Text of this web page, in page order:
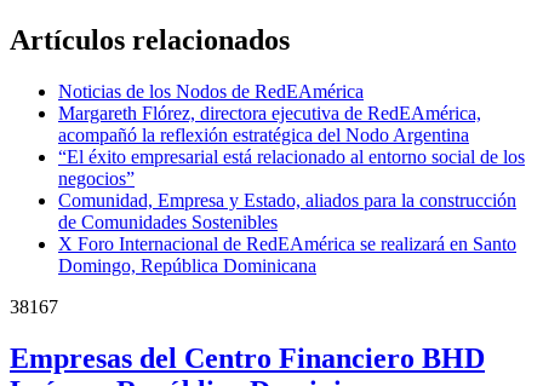
Artículos relacionados
Noticias de los Nodos de RedEAmérica
Margareth Flórez, directora ejecutiva de RedEAmérica,
acompañó la reflexión estratégica del Nodo Argentina
“El éxito empresarial está relacionado al entorno social de los
negocios”
Comunidad, Empresa y Estado, aliados para la construcción
de Comunidades Sostenibles
X Foro Internacional de RedEAmérica se realizará en Santo
Domingo, República Dominicana
38167
Empresas del Centro Financiero BHD